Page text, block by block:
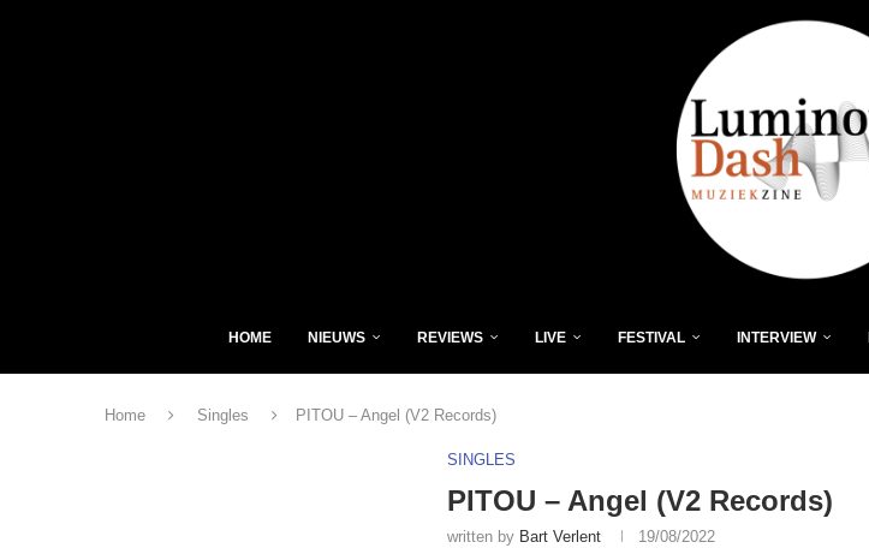
HOME NIEUWS REVIEWS LIVE FESTIVAL INTERVIEW
Home Singles PITOU – Angel (V2 Records)
SINGLES
PITOU – Angel (V2 Records)
written by Bart Verlent 19/08/2022